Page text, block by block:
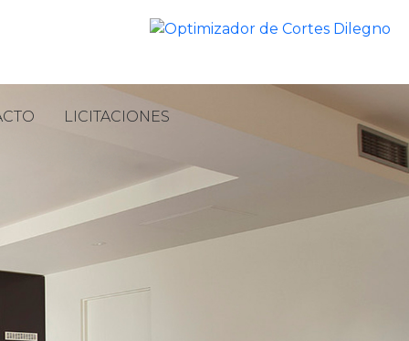
LICITACIONES